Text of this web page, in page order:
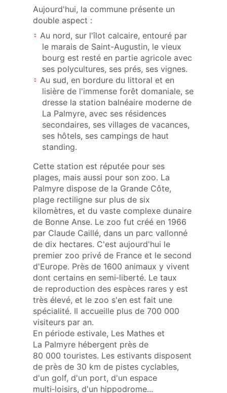
Aujourd'hui, la commune présente un
double aspect :
Au nord, sur l'îlot calcaire, entouré par
le marais de Saint-Augustin, le vieux
bourg est resté en partie agricole avec
ses polycultures, ses prés, ses vignes.
Au sud, en bordure du littoral et en
lisière de l'immense forêt domaniale, se
dresse la station balnéaire moderne de
La Palmyre, avec ses résidences
secondaires, ses villages de vacances,
ses hôtels, ses campings de haut
standing.
Cette station est réputée pour ses
plages, mais aussi pour son zoo. La
Palmyre dispose de la Grande Côte,
plage rectiligne sur plus de six
kilomètres, et du vaste complexe dunaire
de Bonne Anse. Le zoo fut créé en 1966
par Claude Caillé, dans un parc vallonné
de dix hectares. C'est aujourd'hui le
premier zoo privé de France et le second
d'Europe. Près de 1600 animaux y vivent
dont certains en semi‑liberté. Le taux
de reproduction des espèces rares y est
très élevé, et le zoo s'en est fait une
spécialité. Il accueille plus de 700 000
visiteurs par an.
En période estivale, Les Mathes et
La Palmyre hébergent près de
80 000 touristes. Les estivants disposent
de près de 30 km de pistes cyclables,
d'un golf, d'un port, d'un espace
multi‑loisirs, d'un hippodrome...